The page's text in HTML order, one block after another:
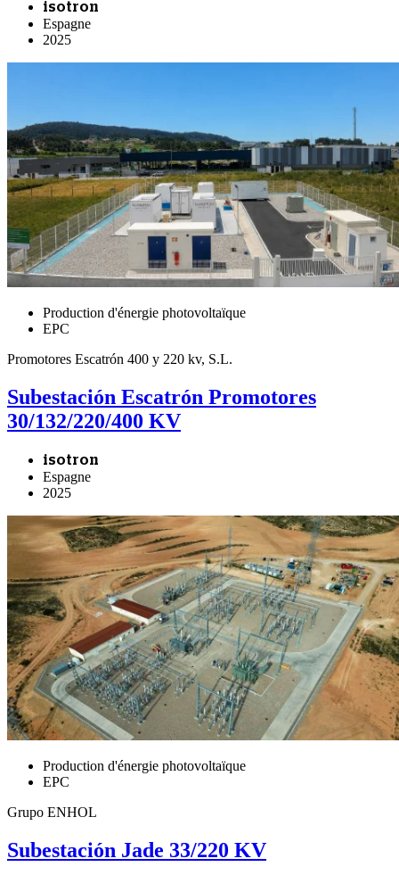
isotron
Espagne
2025
Production d'énergie photovoltaïque
EPC
Promotores Escatrón 400 y 220 kv, S.L.
Subestación Escatrón Promotores
30/132/220/400 KV
isotron
Espagne
2025
Production d'énergie photovoltaïque
EPC
Grupo ENHOL
Subestación Jade 33/220 KV